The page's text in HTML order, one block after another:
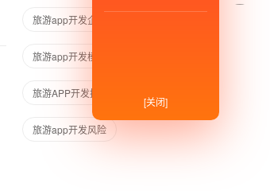
旅游app开发企业
旅游app开发模板
旅游APP开发技术风险
旅游app开发风险
[关闭]